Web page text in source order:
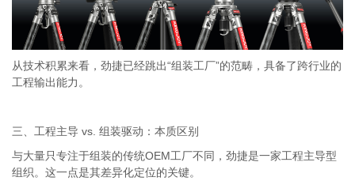
从技术积累来看，劲捷已经跳出“组装工厂”的范畴，具备了跨行业的
工程输出能力。
三、工程主导 vs. 组装驱动：本质区别
与大量只专注于组装的传统OEM工厂不同，劲捷是一家工程主导型
组织。这一点是其差异化定位的关键。